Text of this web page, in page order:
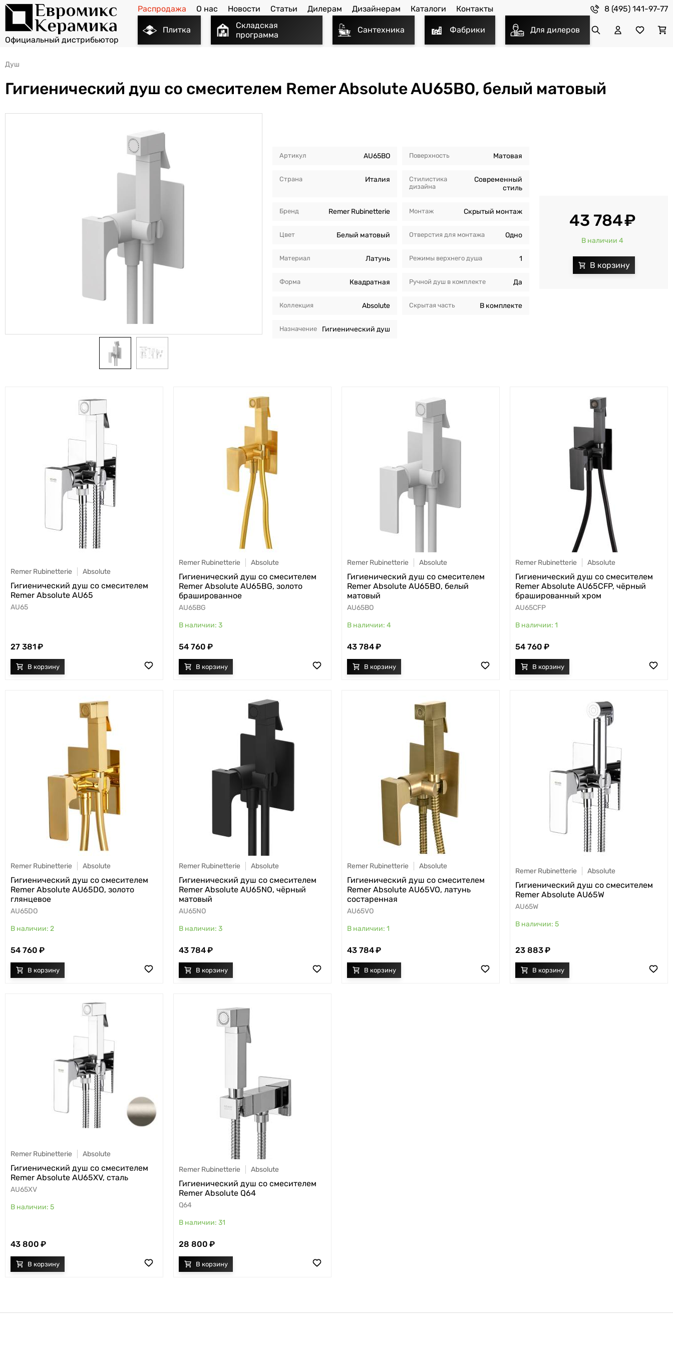
Распродажа О нас Новости Статьи Дилерам Дизайнерам Каталоги Контакты 8 (495) 141-97-77
Плитка
Складская
программа
Сантехника Фабрики Для дилеров
Душ
Гигиенический душ со смесителем Remer Absolute AU65BO, белый матовый
Артикул AU65BO
Страна Италия
Бренд Remer Rubinetterie
Цвет Белый матовый
Материал Латунь
Форма Квадратная
Коллекция Absolute
Назначение Гигиенический душ
Поверхность Матовая
Стилистика
дизайна
Современный
стиль
Монтаж Скрытый монтаж
Отверстия для монтажа Одно
Режимы верхнего душа 1
Ручной душ в комплекте Да
Скрытая часть В комплекте
43 784
В наличии 4
Remer Rubinetterie Absolute
Гигиенический душ со смесителем
Remer Absolute AU65
AU65
27 381
Remer Rubinetterie Absolute
Гигиенический душ со смесителем
Remer Absolute AU65BG, золото
брашированное
AU65BG
3
54 760
Remer Rubinetterie Absolute
Гигиенический душ со смесителем
Remer Absolute AU65BO, белый
матовый
AU65BO
4
43 784
Remer Rubinetterie Absolute
Гигиенический душ со смесителем
Remer Absolute AU65CFP, чёрный
брашированный хром
AU65CFP
1
54 760
Remer Rubinetterie Absolute
Гигиенический душ со смесителем
Remer Absolute AU65DO, золото
глянцевое
AU65DO
2
54 760
Remer Rubinetterie Absolute
Гигиенический душ со смесителем
Remer Absolute AU65NO, чёрный
матовый
AU65NO
3
43 784
Remer Rubinetterie Absolute
Гигиенический душ со смесителем
Remer Absolute AU65VO, латунь
состаренная
AU65VO
1
43 784
Remer Rubinetterie Absolute
Гигиенический душ со смесителем
Remer Absolute AU65W
AU65W
5
23 883
Remer Rubinetterie Absolute
Гигиенический душ со смесителем
Remer Absolute AU65XV, сталь
AU65XV
5
43 800
Remer Rubinetterie Absolute
Гигиенический душ со смесителем
Remer Absolute Q64
Q64
31
28 800